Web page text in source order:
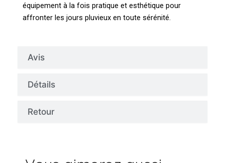
Avis
Détails
Retour
équipement à la fois pratique et esthétique pour
affronter les jours pluvieux en toute sérénité.